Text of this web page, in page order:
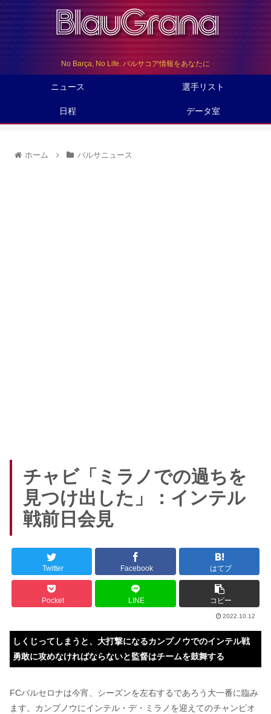
No Barça, No Life. バルサコア情報をあなたに
ニュース 選手リスト
日程 データ室
ホーム バルサニュース
チャビ「ミラノでの過ちを
見つけ出した」：インテル
戦前日会見
Twitter Facebook はてブ
Pocket LINE コピー
2022.10.12
しくじってしまうと、大打撃になるカンプノウでのインテル戦
勇敢に攻めなければならないと監督はチームを鼓舞する
FCバルセロナは今宵、シーズンを左右するであろう大一番に臨み
ます。カンプノウにインテル・デ・ミラノを迎えてのチャンピオ